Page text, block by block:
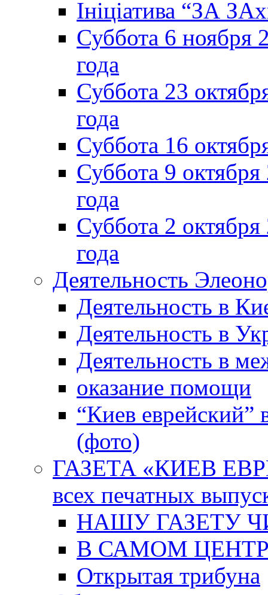
Ініціатива “ЗА
Суббота 6 ноября
года
Суббота 23
года
Суббота 16
Суббота 9
года
Суббота 2
года
Деятельность
Деятельность в
Деятельность в
Деятельность в
оказание помощи
“Киев еврейский”
(фото)
ГАЗЕТА «КИЕВ
всех печатных
НАШУ ГАЗЕТУ
В САМОМ
Открытая трибуна